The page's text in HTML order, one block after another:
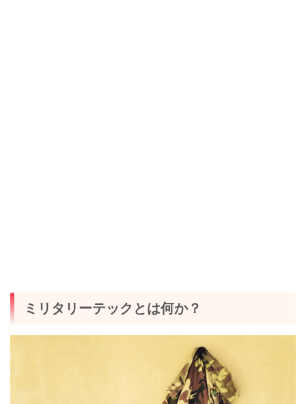
ミリタリーテックとは何か？